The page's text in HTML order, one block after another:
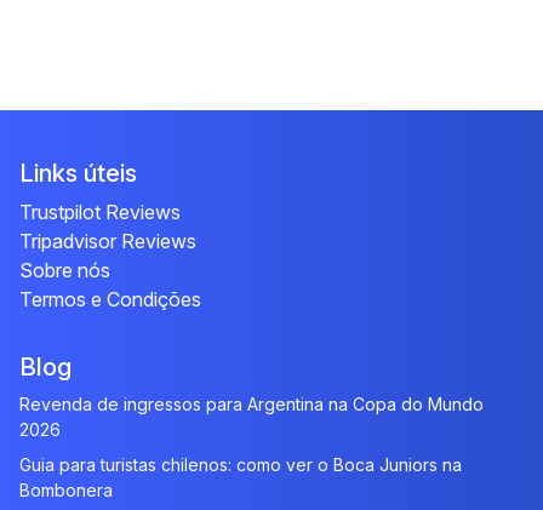
Links úteis
Trustpilot Reviews
Tripadvisor Reviews
Sobre nós
Termos e Condições
Blog
Revenda de ingressos para Argentina na Copa do Mundo
2026
Guia para turistas chilenos: como ver o Boca Juniors na
Bombonera